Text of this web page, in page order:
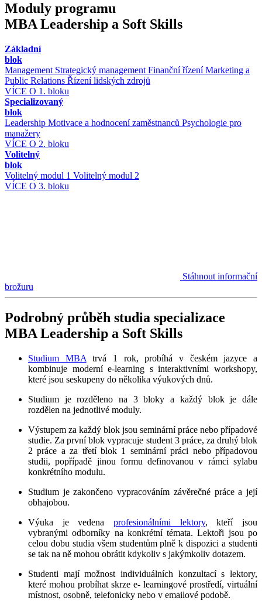
Moduly programu
MBA Leadership a Soft Skills
Základní
blok
Management Strategický management Finanční řízení Marketing a
Public Relations Řízení lidských zdrojů
VÍCE O 1. bloku
Specializovaný
blok
Leadership Motivace a hodnocení zaměstnanců Psychologie pro
manažery
VÍCE O 2. bloku
Volitelný
blok
Volitelný modul 1 Volitelný modul 2
VÍCE O 3. bloku
Stáhnout informační
brožuru
Podrobný průběh studia specializace
MBA Leadership a Soft Skills
Studium MBA trvá 1 rok, probíhá v českém jazyce a
kombinuje moderní e-learning s interaktivními workshopy,
které jsou seskupeny do několika výukových dnů.
Studium je rozděleno na 3 bloky a každý blok je dále
rozdělen na jednotlivé moduly.
Výstupem za každý blok jsou seminární práce nebo případové
studie. Za první blok vypracuje student 3 práce, za druhý blok
2 práce a za třetí blok 1 seminární práci nebo případovou
studii, popřípadě jinou formu definovanou v rámci sylabu
konkrétního modulu.
Studium je zakončeno vypracováním závěrečné práce a její
obhajobou.
Výuka je vedena profesionálními lektory, kteří jsou
vybranými odborníky na konkrétní témata. Lektoři jsou po
celou dobu studia všem studentům plně k dispozici a studenti
se tak na ně mohou obrátit kdykoliv s jakýmkoliv dotazem.
Studenti mají možnost individuálních konzultací s lektory,
které mohou probíhat skrze e- learningové prostředí, virtuální
místnost, osobně, telefonicky nebo v emailové podobě.